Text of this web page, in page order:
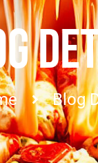
Blog